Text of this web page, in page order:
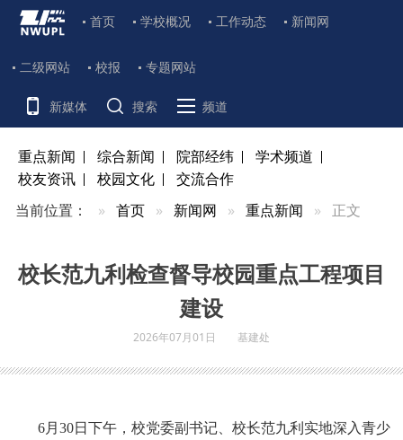
首页 学校概况 工作动态 新闻网
二级网站 校报 专题网站
新媒体 搜索 频道
重点新闻 综合新闻 院部经纬
学术频道
校友资讯
校园文化
交流合作
当前位置：
首页 新闻网 重点新闻 正文
校长范九利检查督导校园重点工程项目
建设
2026年07月01日 基建处
6月30日下午，校党委副书记、校长范九利实地深入青少